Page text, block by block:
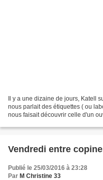
Il y a une dizaine de jours, Katell
nous parlait des étiquettes ( ou
nous faisait découvrir celle d'un
Vendredi entre
Publié le 25/03/2016 à 23:28
Par M Christine 33